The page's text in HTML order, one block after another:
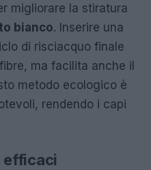
migliorare la stiratura
bianco. Inserire una
di risciacquo finale
ma facilita anche il
metodo ecologico è
rendendo i capi
efficaci